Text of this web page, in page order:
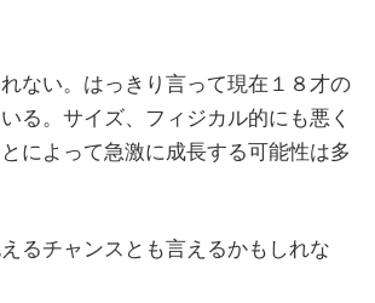
ない。はっきり言って現在１８才の
る。サイズ、フィジカル的にも悪く
によって急激に成長する可能性は多
るチャンスとも言えるかもしれな